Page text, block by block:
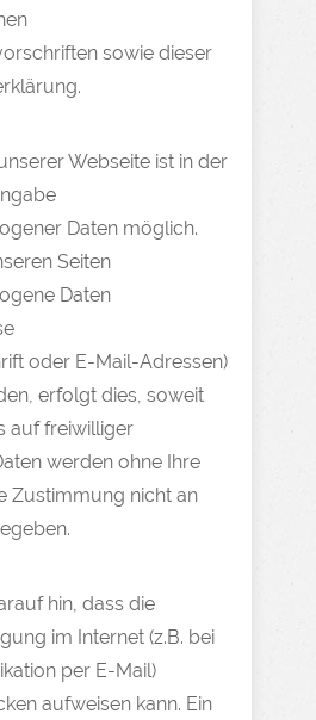
sowie dieser
Webseite ist in der
Daten möglich.
Seiten
Daten
oder E-Mail-Adressen)
erfolgt dies, soweit
auf freiwilliger
werden ohne Ihre
Zustimmung nicht an
hin, dass die
im Internet (z.B. bei
per E-Mail)
aufweisen kann. Ein